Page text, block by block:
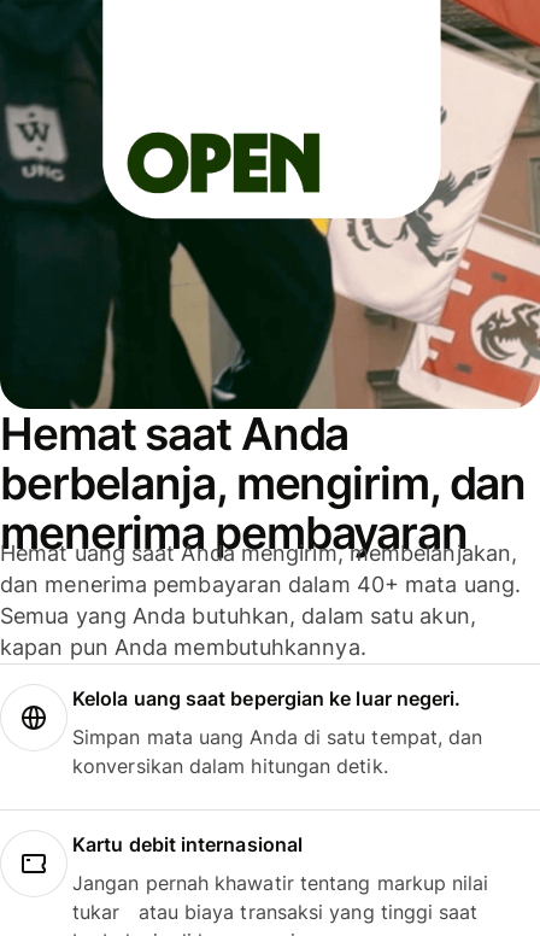
Hemat saat Anda
berbelanja, mengirim, dan
menerima pembayaran
Hemat uang saat Anda mengirim, membelanjakan,
dan menerima pembayaran dalam 40+ mata uang.
Semua yang Anda butuhkan, dalam satu akun,
kapan pun Anda membutuhkannya.
Kelola uang saat bepergian ke luar negeri.
Simpan mata uang Anda di satu tempat, dan
konversikan dalam hitungan detik.
Kartu debit internasional
Jangan pernah khawatir tentang markup nilai
tukar atau biaya transaksi yang tinggi saat